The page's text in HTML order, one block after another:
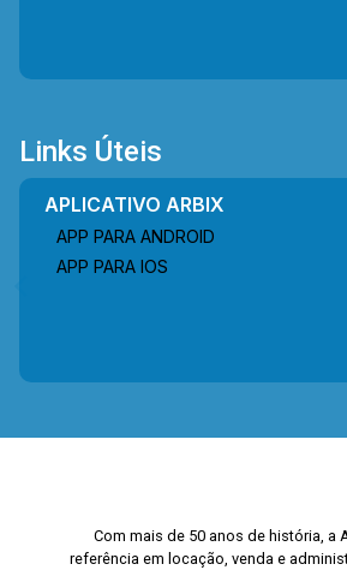
Links Úteis
APLICATIVO ARBIX
APP PARA ANDROID
APP PARA IOS
Com mais de 50 anos de história, a
referência em locação, venda e